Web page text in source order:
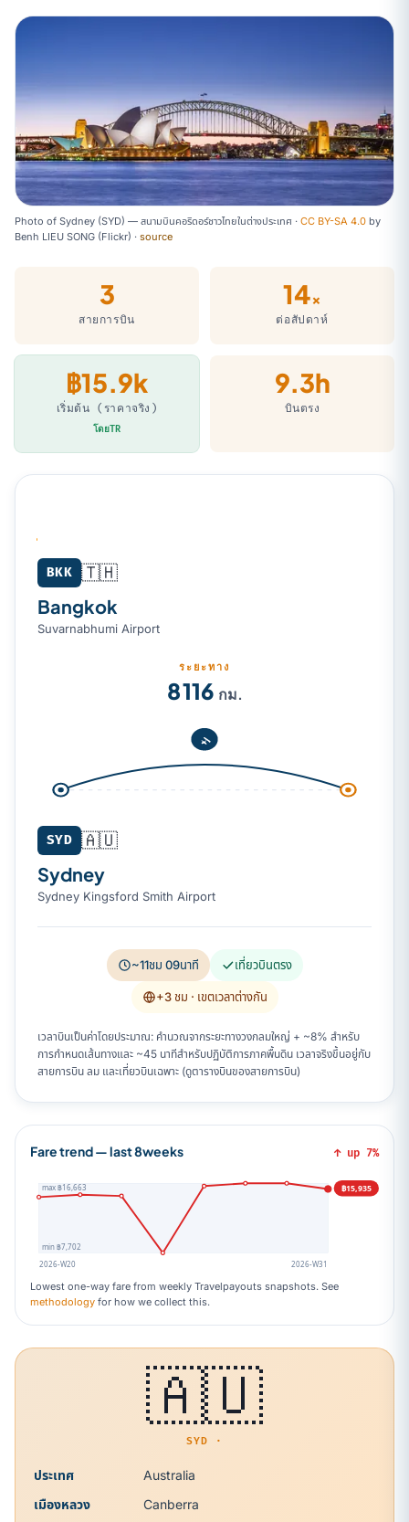
Photo of Sydney (SYD) — สนามบินคอริดอร์ชาวไทยในต่างประเทศ · CC BY-SA 4.0 by
Benh LIEU SONG (Flickr) · source
3
สายการบิน
14×
ต่อสัปดาห์
฿15.9k
เริ่มต้น (ราคาจริง)
โดยTR
9.3h
บินตรง
Bangkok (BKK) → Sydney (SYD)
BKK 🇹🇭
Bangkok
Suvarnabhumi Airport
ระยะทาง
8 116 กม.
SYD 🇦🇺
Sydney
Sydney Kingsford Smith Airport
~11ชม 09นาที เที่ยวบินตรง
+3 ชม · เขตเวลาต่างกัน
เวลาบินเป็นค่าโดยประมาณ: คำนวณจากระยะทางวงกลมใหญ่ + ~8% สำหรับ
การกำหนดเส้นทางและ ~45 นาทีสำหรับปฏิบัติการภาคพื้นดิน เวลาจริงขึ้นอยู่กับ
สายการบิน ลม และเที่ยวบินเฉพาะ (ดูตารางบินของสายการบิน)
Fare trend — last 8weeks ↑ up 7%
฿15,935
max ฿16,663
min ฿7,702
2026-W20
2026-W31
Lowest one-way fare from weekly Travelpayouts snapshots. See
methodology for how we collect this.
🇦🇺
SYD ·
ประเทศ
Australia
เมืองหลวง
Canberra